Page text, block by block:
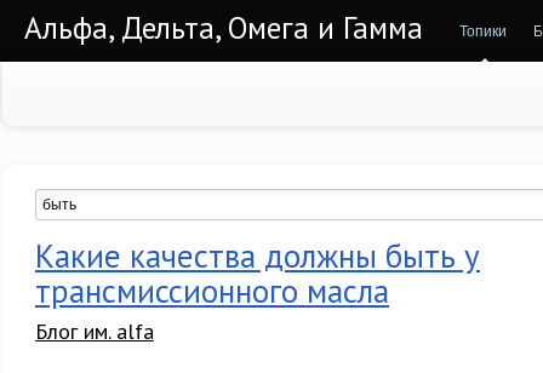
Альфа, Дельта, Омега и Гамма Топики
Какие качества должны быть у
трансмиссионного масла
Блог им. alfa